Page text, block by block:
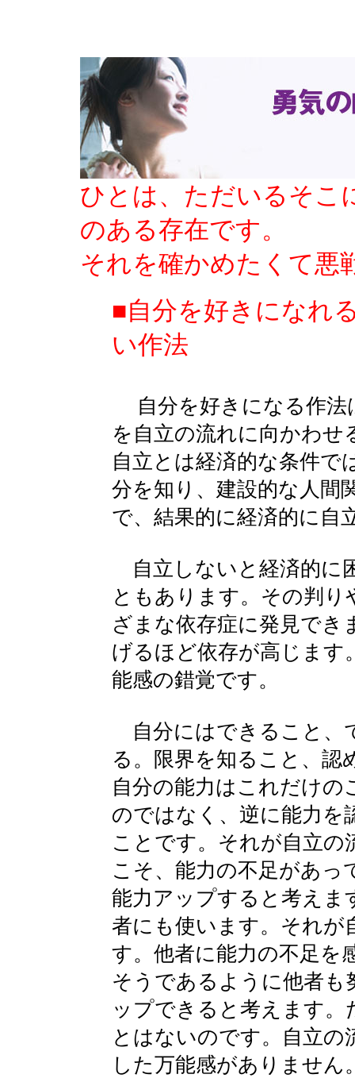
ひとは、ただいるそこ
のある存在です。
それを確かめたくて悪
■自分を好きになれ
い作法
自分を好きになる作
を自立の流れに向かわせ
自立とは経済的な条件で
分を知り、建設的な人間
で、結果的に経済的に自
自立しないと経済的に
ともあります。その判り
ざまな依存症に発見でき
げるほど依存が高じます
能感の錯覚です。
自分にはできること、
る。限界を知ること、認
自分の能力はこれだけの
のではなく、逆に能力を
ことです。それが自立の
こそ、能力の不足があっ
能力アップすると考えま
者にも使います。それが
す。他者に能力の不足を
そうであるように他者も
ップできると考えます。
とはないのです。自立の
した万能感がありません